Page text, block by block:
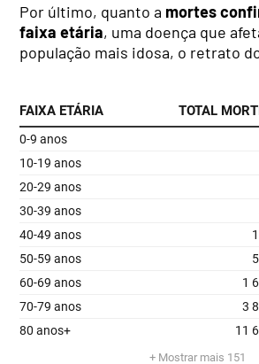
Por último, quanto a mortes
faixa etária, uma doença que
população mais idosa, o retrato